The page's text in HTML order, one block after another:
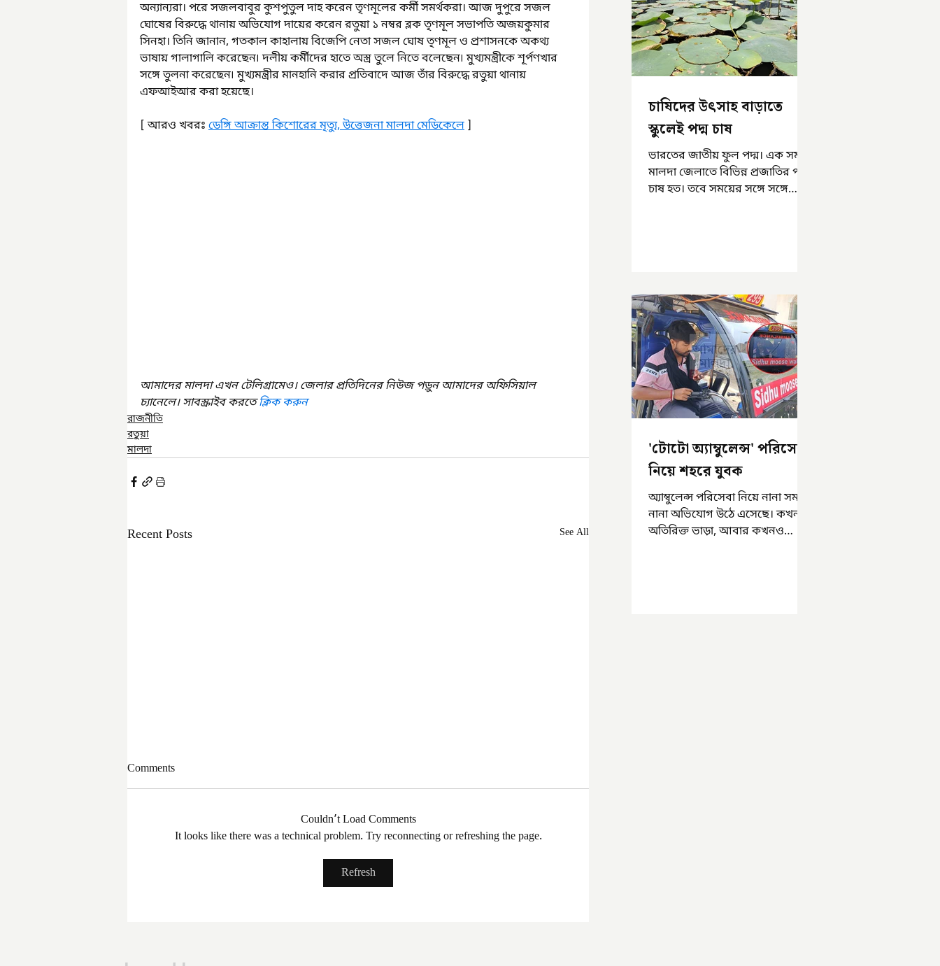
অন্যান্যরা। পরে সজলবাবুর কুশপুতুল দাহ করেন তৃণমূলের কর্মী সমর্থকরা। আজ দুপুরে সজল
ঘোষের বিরুদ্ধে থানায় অভিযোগ দায়ের করেন রতুয়া ১ নম্বর ব্লক তৃণমূল সভাপতি অজয়কুমার
সিনহা। তিনি জানান, গতকাল কাহালায় বিজেপি নেতা সজল ঘোষ তৃণমূল ও প্রশাসনকে অকথ্য
ভাষায় গালাগালি করেছেন৷ দলীয় কর্মীদের হাতে অস্ত্র তুলে নিতে বলেছেন৷ মুখ্যমন্ত্রীকে শূর্পণখার
সঙ্গে তুলনা করেছেন৷ মুখ্যমন্ত্রীর মানহানি করার প্রতিবাদে আজ তাঁর বিরুদ্ধে রতুয়া থানায়
এফআইআর করা হয়েছে।
[ আরও খবরঃ ডেঙ্গি আক্রান্ত কিশোরের মৃত্যু, উত্তেজনা মালদা মেডিকেলে ]
আমাদের মালদা এখন টেলিগ্রামেও। জেলার প্রতিদিনের নিউজ পড়ুন আমাদের অফিসিয়াল
চ্যানেলে। সাবস্ক্রাইব করতে ক্লিক করুন
রাজনীতি
রতুয়া
মালদা
Recent Posts See All
Comments
Couldn’t Load Comments
It looks like there was a technical problem. Try reconnecting or refreshing the page.
Refresh
চাষিদের উৎসাহ বাড়াতে
স্কুলেই পদ্ম চাষ
ভারতের জাতীয় ফুল পদ্ম। এক সময়
মালদা জেলাতে বিভিন্ন প্রজাতির পদ্ম
চাষ হত। তবে সময়ের সঙ্গে সঙ্গে
'টোটো অ্যাম্বুলেন্স' পরিসেবা
নিয়ে শহরে যুবক
অ্যাম্বুলেন্স পরিসেবা নিয়ে নানা সময়
নানা অভিযোগ উঠে এসেছে। কখনও
অতিরিক্ত ভাড়া, আবার কখনও